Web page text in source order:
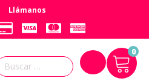
Llámanos
Buscar: 0